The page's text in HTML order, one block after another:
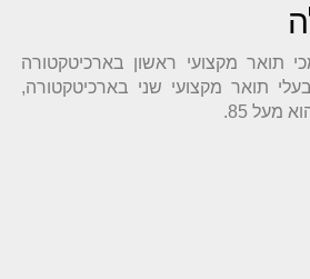
תואר מקצועי ראשון בארכיטקטורה
תואר מקצועי שני בארכיטקטורה,
מעל 85.